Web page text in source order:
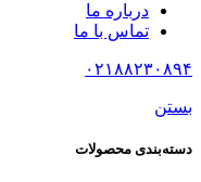
درباره ما
تماس با ما
۰۲۱۸۸۲۳۰۸۹۴
بستن
دسته‌بندی محصولات